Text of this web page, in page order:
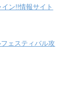
ン!!情報サイト
ェスティバル攻